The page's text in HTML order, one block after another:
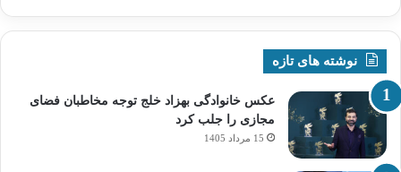
نوشته های تازه
عکس خانوادگی بهزاد خلج توجه مخاطبان فضای
مجازی را جلب کرد
15 مرداد 1405